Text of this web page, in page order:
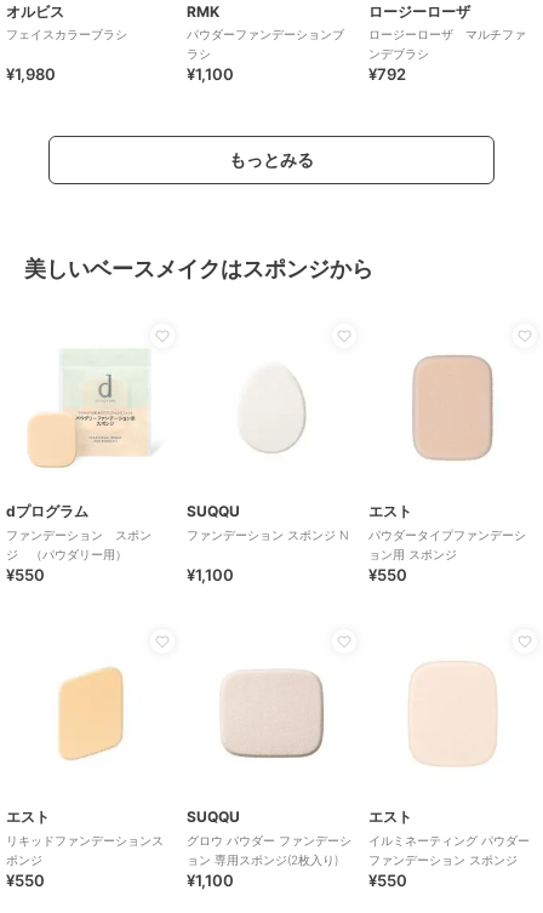
オルビス
フェイスカラーブラシ
¥1,980
RMK
パウダーファンデーションブ
ラシ
¥1,100
ロージーローザ
ロージーローザ マルチファ
ンデブラシ
¥792
もっとみる
美しいベースメイクはスポンジから
dプログラム
ファンデーション スポン
ジ （パウダリー用）
¥550
SUQQU
ファンデーション スポンジ N
¥1,100
エスト
パウダータイプファンデーシ
ョン用 スポンジ
¥550
エスト
リキッドファンデーションス
ポンジ
¥550
SUQQU
グロウ パウダー ファンデーシ
ョン 専用スポンジ(2枚入り)
¥1,100
エスト
イルミネーティング パウダー
ファンデーション スポンジ
¥550